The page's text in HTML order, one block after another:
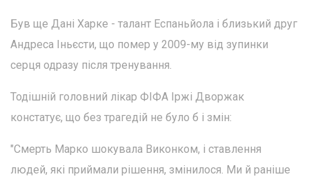
Був ще Дані Харке - талант Еспаньйола і близький друг
Андреса Іньєсти, що помер у 2009-му від зупинки
серця одразу після тренування.
Тодішній головний лікар ФІФА Іржі Дворжак
констатує, що без трагедій не було б і змін:
"Смерть Марко шокувала Виконком, і ставлення
людей, які приймали рішення, змінилося. Ми й раніше